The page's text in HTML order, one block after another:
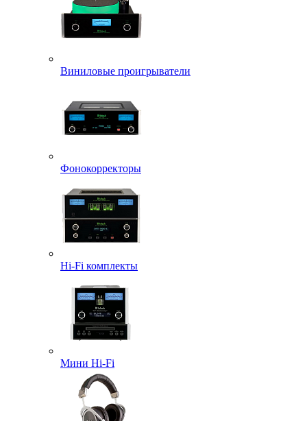
Виниловые проигрыватели
Фонокорректоры
Hi-Fi комплекты
Мини Hi-Fi